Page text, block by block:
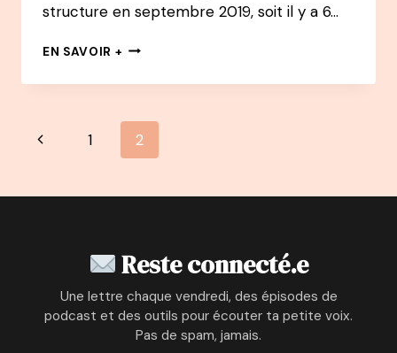
structure en septembre 2019, soit il y a 6…
EN SAVOIR + EN
PODCAST
#1
NATHALIE
EDLINGER
LA
PROJET
INFORMATIQUEÀ
LA
MODE
ENFANTINE
ÉCORESPONSABLE
Navigation
Page
1 2
Reste connecté.e
Une lettre chaque vendredi, des épisodes de
podcast et des outils pour écouter ta petite voix.
Pas de spam, jamais.